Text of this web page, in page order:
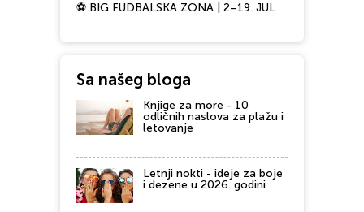
⚽ BIG FUDBALSKA ZONA | 2–19. JUL
Sa našeg bloga
Knjige za more - 10
odličnih naslova za plažu i
letovanje
Letnji nokti - ideje za boje
i dezene u 2026. godini